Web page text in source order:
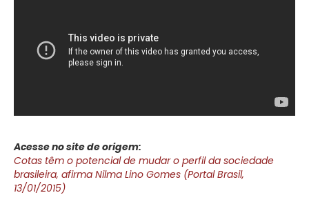
Acesse no site de origem:
Cotas têm o potencial de mudar o perfil da sociedade
brasileira, afirma Nilma Lino Gomes (Portal Brasil,
13/01/2015)